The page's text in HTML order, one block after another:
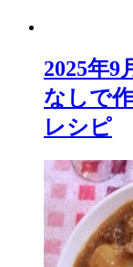
2025年9
なしで
レシピ